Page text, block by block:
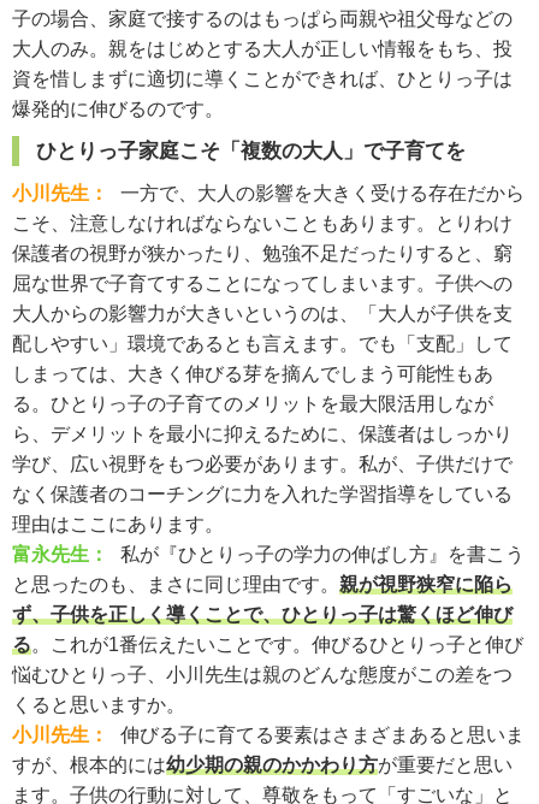
子の場合、家庭で接するのはもっぱら両親や祖父母などの
大人のみ。親をはじめとする大人が正しい情報をもち、投
資を惜しまずに適切に導くことができれば、ひとりっ子は
爆発的に伸びるのです。
ひとりっ子家庭こそ「複数の大人」で子育てを
小川先生：
一方で、大人の影響を大きく受ける存在だから
こそ、注意しなければならないこともあります。とりわけ
保護者の視野が狭かったり、勉強不足だったりすると、窮
屈な世界で子育てすることになってしまいます。子供への
大人からの影響力が大きいというのは、「大人が子供を支
配しやすい」環境であるとも言えます。でも「支配」して
しまっては、大きく伸びる芽を摘んでしまう可能性もあ
る。ひとりっ子の子育てのメリットを最大限活用しなが
ら、デメリットを最小に抑えるために、保護者はしっかり
学び、広い視野をもつ必要があります。私が、子供だけで
なく保護者のコーチングに力を入れた学習指導をしている
理由はここにあります。
富永先生：
私が『ひとりっ子の学力の伸ばし方』を書こう
と思ったのも、まさに同じ理由です。 親が視野狭窄に陥ら
ず、子供を正しく導くことで、ひとりっ子は驚くほど伸び
る。これが1番伝えたいことです。伸びるひとりっ子と伸び
悩むひとりっ子、小川先生は親のどんな態度がこの差をつ
くると思いますか。
小川先生：
伸びる子に育てる要素はさまざまあると思いま
すが、根本的には幼少期の親のかかわり方が重要だと思い
ます。子供の行動に対して、尊敬をもって「すごいな」と